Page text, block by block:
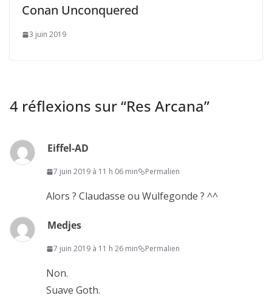
Conan Unconquered
3 juin 2019
4 réflexions sur “Res Arcana”
Eiffel-AD
7 juin 2019 à 11 h 06 min Permalien
Alors ? Claudasse ou Wulfegonde ? ^^
Medjes
7 juin 2019 à 11 h 26 min Permalien
Non.
Suave Goth.